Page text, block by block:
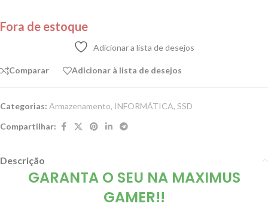
Fora de estoque
Adicionar a lista de desejos
Comparar Adicionar à lista de desejos
Categorias: Armazenamento, INFORMÁTICA, SSD
Compartilhar:
Descrição
GARANTA O SEU NA MAXIMUS
GAMER!!